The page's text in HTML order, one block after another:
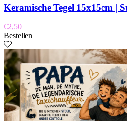
Keramische Tegel 15x15cm |
€2,50
Bestellen